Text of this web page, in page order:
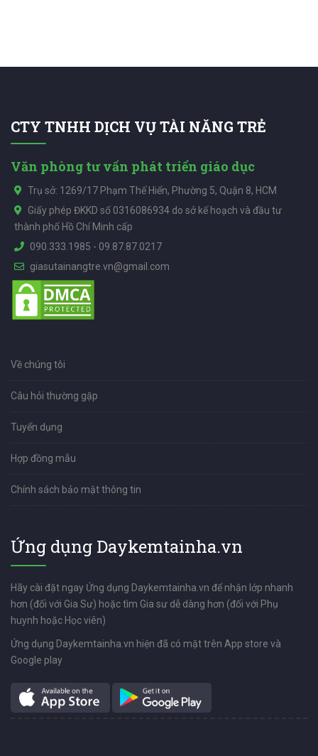
CTY TNHH DỊCH VỤ TÀI NĂNG TRẺ
Văn phòng tư vấn phát triển giáo dục
Trụ sở: 1269/17 Phạm Thế Hiển, Phường 5, Quận 8, HCM
Giấy phép ĐKKD số 0316086934 do sở kế hoạch và đầu tư
thành phố Hồ Chí Minh cấp
090.333.1985 - 09.87.87.0217
giasutainangtre.vn@gmail.com
Về chúng tôi
Câu hỏi thường gặp
Tuyển dụng
Hợp đồng mẫu
Chính sách bảo mật thông tin
Ứng dụng Daykemtainha.vn
Hãy cài đặt ngay Ứng dụng Daykemtainha.vn để nhận lớp nhanh
hơn (đối với Gia Sư) hoặc tìm Gia sư dễ dàng hơn (đối với Phụ
huynh hoặc Học viên)
Ứng dụng Daykemtainha.vn hiện đã có mặt trên App store và
Google play